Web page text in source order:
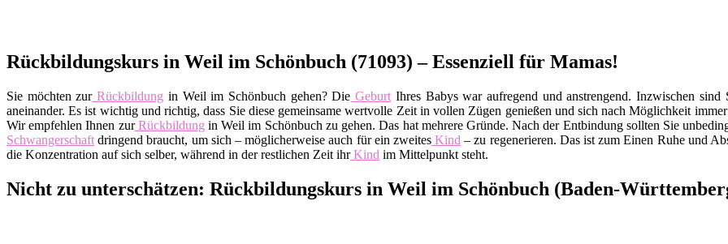
Rückbildungskurs in Weil im Schönbuch (71093) – Essenziell für Mamas!
Sie möchten zurRückbildung in Weil im Schönbuch gehen? Die Geburt Ihres Babys war aufregend und anstrengend. Inzwischen
aneinander. Es ist wichtig und richtig, dass Sie diese gemeinsame wertvolle Zeit in vollen Zügen genießen und sich nach Möglichkeit
Wir empfehlen Ihnen zurRückbildung in Weil im Schönbuch zu gehen. Das hat mehrere Gründe. Nach der Entbindung sollten Sie
Schwangerschaft dringend braucht, um sich – möglicherweise auch für ein zweitesKind – zu regenerieren. Das ist zum Einen Ruhe und
die Konzentration auf sich selber, während in der restlichen Zeit ihrKind im Mittelpunkt steht.
Nicht zu unterschätzen: Rückbildungskurs in Weil im Schönbuch (Baden-